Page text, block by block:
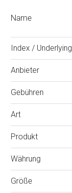
Name
Index / Underlying
Anbieter
Gebühren
Art
Produkt
Währung
Größe